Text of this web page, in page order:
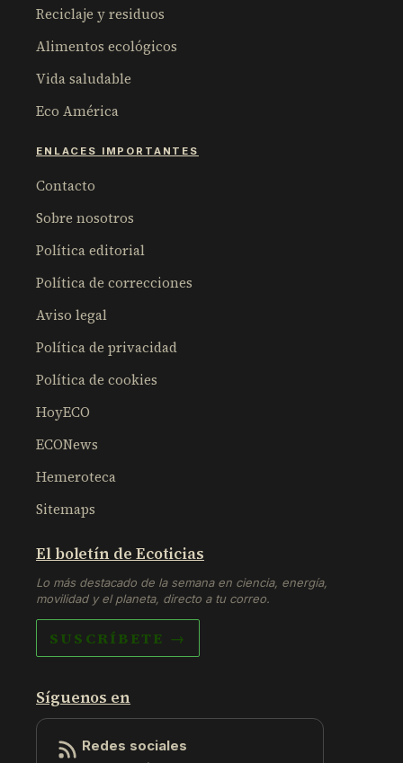
Reciclaje y residuos
Alimentos ecológicos
Vida saludable
Eco América
ENLACES IMPORTANTES
Contacto
Sobre nosotros
Política editorial
Política de correcciones
Aviso legal
Política de privacidad
Política de cookies
HoyECO
ECONews
Hemeroteca
Sitemaps
El boletín de Ecoticias
Lo más destacado de la semana en ciencia, energía,
movilidad y el planeta, directo a tu correo.
SUSCRÍBETE →
Síguenos en
Redes sociales